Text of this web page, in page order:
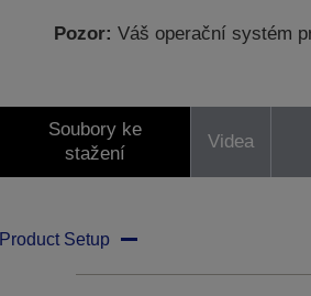
Pozor: Váš operační systém
Soubory ke
stažení
Videa
Product Setup